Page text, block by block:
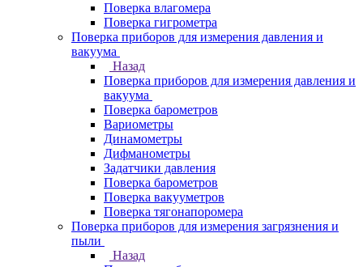
Поверка влагомера
Поверка гигрометра
Поверка приборов для измерения давления и
вакуума
Назад
Поверка приборов для измерения давления и
вакуума
Поверка барометров
Вариометры
Динамометры
Дифманометры
Задатчики давления
Поверка барометров
Поверка вакууметров
Поверка тягонапоромера
Поверка приборов для измерения загрязнения и
пыли
Назад